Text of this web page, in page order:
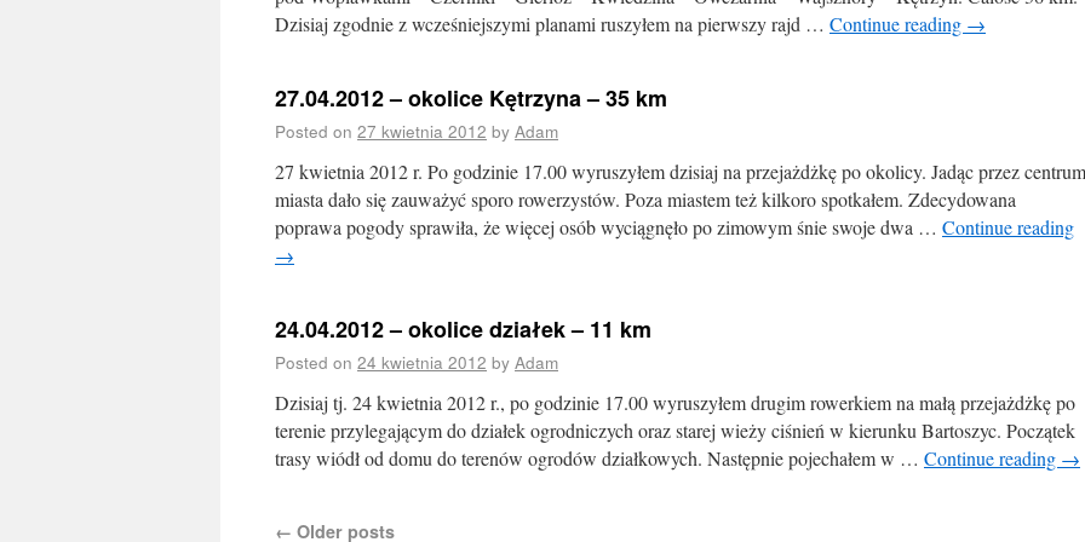
Dzisiaj zgodnie z wcześniejszymi planami ruszyłem na pierwszy rajd … Continue reading →
27.04.2012 – okolice Kętrzyna – 35 km
Posted on 27 kwietnia 2012 by Adam
27 kwietnia 2012 r. Po godzinie 17.00 wyruszyłem dzisiaj na przejażdżkę po okolicy. Jadąc przez centrum
miasta dało się zauważyć sporo rowerzystów. Poza miastem też kilkoro spotkałem. Zdecydowana
poprawa pogody sprawiła, że więcej osób wyciągnęło po zimowym śnie swoje dwa … Continue reading
→
24.04.2012 – okolice działek – 11 km
Posted on 24 kwietnia 2012 by Adam
Dzisiaj tj. 24 kwietnia 2012 r., po godzinie 17.00 wyruszyłem drugim rowerkiem na małą przejażdżkę po
terenie przylegającym do działek ogrodniczych oraz starej wieży ciśnień w kierunku Bartoszyc. Początek
trasy wiódł od domu do terenów ogrodów działkowych. Następnie pojechałem w … Continue reading →
← Older posts